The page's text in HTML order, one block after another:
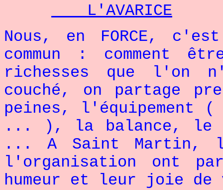
L'AVARICE
Nous, en FORCE,
commun : comment
richesses que l'on
couché, on partage
peines, l'équipement
... ), la balance, le
... A Saint Martin,
l'organisation ont
humeur et leur joie